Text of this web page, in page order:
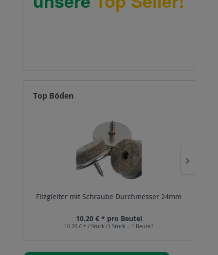
Top Böden
Filzgleiter mit Schraube Durchmesser 24mm
10,20 € * pro Beutel
10,20 € * / Stück (1 Stück = 1 Beutel)